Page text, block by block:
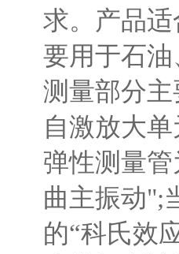
求。产品
要用于石
测量部分
自激放大
弹性测量
曲主振动";
的“科氏效